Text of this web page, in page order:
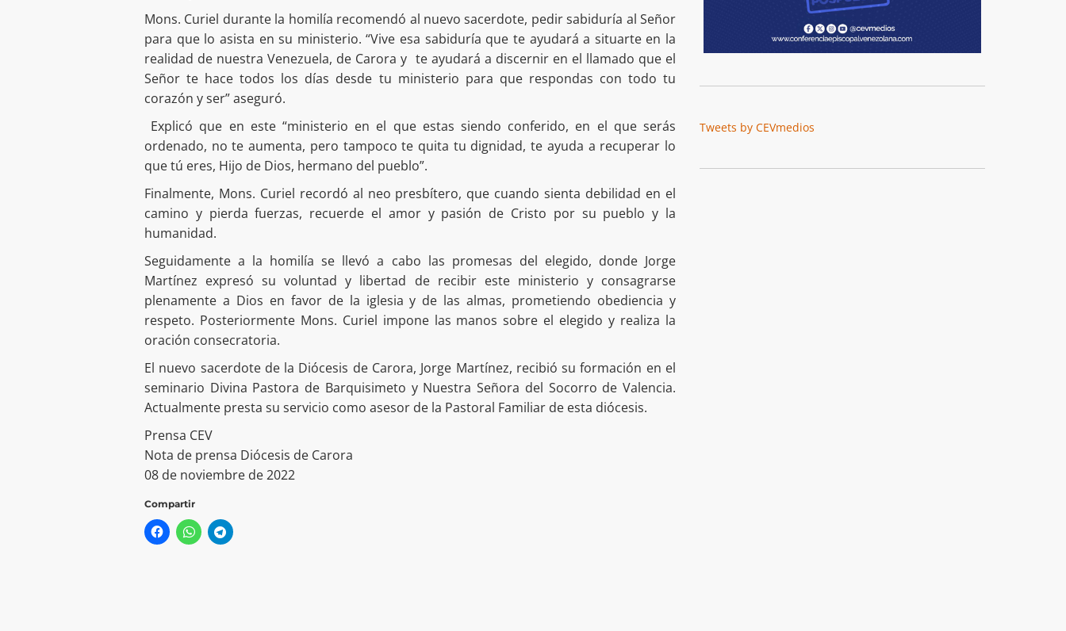
Mons. Curiel durante la homilía recomendó al nuevo sacerdote, pedir sabiduría al Señor
para que lo asista en su ministerio. “Vive esa sabiduría que te ayudará a situarte en la
realidad de nuestra Venezuela, de Carora y te ayudará a discernir en el llamado que el
Señor te hace todos los días desde tu ministerio para que respondas con todo tu
corazón y ser” aseguró.
Explicó que en este “ministerio en el que estas siendo conferido, en el que serás
ordenado, no te aumenta, pero tampoco te quita tu dignidad, te ayuda a recuperar lo
que tú eres, Hijo de Dios, hermano del pueblo”.
Finalmente, Mons. Curiel recordó al neo presbítero, que cuando sienta debilidad en el
camino y pierda fuerzas, recuerde el amor y pasión de Cristo por su pueblo y la
humanidad.
Seguidamente a la homilía se llevó a cabo las promesas del elegido, donde Jorge
Martínez expresó su voluntad y libertad de recibir este ministerio y consagrarse
plenamente a Dios en favor de la iglesia y de las almas, prometiendo obediencia y
respeto. Posteriormente Mons. Curiel impone las manos sobre el elegido y realiza la
oración consecratoria.
El nuevo sacerdote de la Diócesis de Carora, Jorge Martínez, recibió su formación en el
seminario Divina Pastora de Barquisimeto y Nuestra Señora del Socorro de Valencia.
Actualmente presta su servicio como asesor de la Pastoral Familiar de esta diócesis.
Prensa CEV
Nota de prensa Diócesis de Carora
08 de noviembre de 2022
Compartir
Tweets by CEVmedios